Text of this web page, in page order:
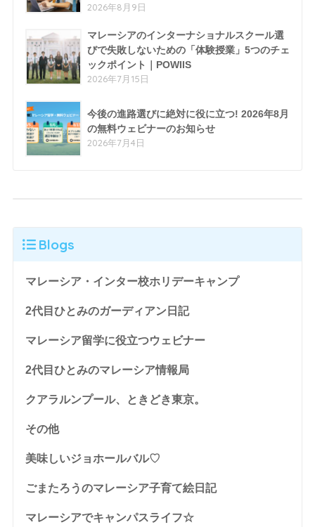
2026年8月9日
マレーシアのインターナショナルスクール選
びで失敗しないための「体験授業」5つのチェ
ックポイント｜POWIIS
2026年7月15日
今後の進路選びに絶対に役に立つ! 2026年8月
の無料ウェビナーのお知らせ
2026年7月4日
Blogs
マレーシア・インター校ホリデーキャンプ
2代目ひとみのガーディアン日記
マレーシア留学に役立つウェビナー
2代目ひとみのマレーシア情報局
クアラルンプール、ときどき東京。
その他
美味しいジョホールバル♡
ごまたろうのマレーシア子育て絵日記
マレーシアでキャンパスライフ☆